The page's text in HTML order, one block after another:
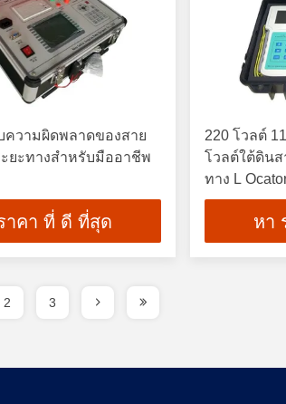
ความผิดพลาดของสาย
ะยะทางสำหรับมืออาชีพ
าคา ที่ ดี ที่สุด
220 โวลต์
โวลต์ใต้ดินส
ทาง L
หา
2 3